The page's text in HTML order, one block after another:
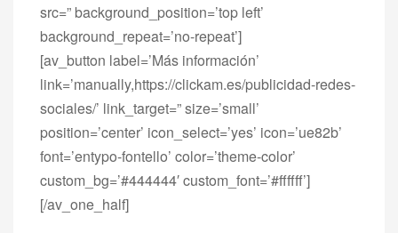
src=” background_position=’top left’
background_repeat=’no-repeat’]
[av_button label=’Más información’
link=’manually,https://clickam.es/publicidad-redes-
sociales/’ link_target=” size=’small’
position=’center’ icon_select=’yes’ icon=’ue82b’
font=’entypo-fontello’ color=’theme-color’
custom_bg=’#444444′ custom_font=’#ffffff’]
[/av_one_half]